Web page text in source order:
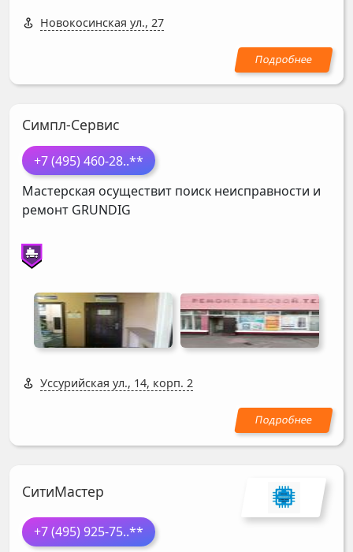
Новокосинская ул., 27
Симпл-Сервис
+7 (495) 460-28..**
Мастерская осуществит поиск неисправности и
ремонт GRUNDIG
Уссурийская ул., 14, корп. 2
СитиМастер
+7 (495) 925-75..**